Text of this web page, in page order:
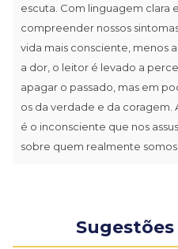
escuta. Com linguagem clara
compreender nossos
vida mais consciente, menos
a dor, o leitor é levado a
apagar o passado, mas em
os da verdade e da coragem.
é o inconsciente que nos
sobre quem realmente